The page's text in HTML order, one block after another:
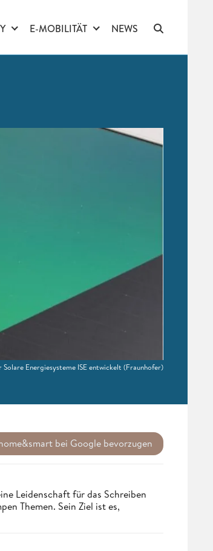
E-MOBILITÄT NEWS
Energiesysteme ISE entwickelt (Fraunhofer)
bei Google bevorzugen
Leidenschaft für das Schreiben
Themen. Sein Ziel ist es,